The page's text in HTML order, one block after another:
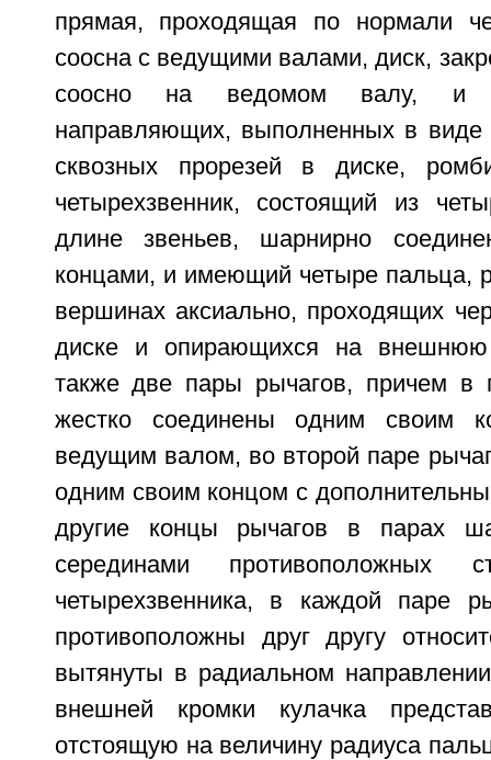
прямая, проходящая по нормали
соосна с ведущими валами, диск,
соосно на ведомом валу, и
направляющих, выполненных в виде
сквозных прорезей в диске,
четырехзвенник, состоящий из
длине звеньев, шарнирно
концами, и имеющий четыре пальца,
вершинах аксиально, проходящих
диске и опирающихся на внешнюю
также две пары рычагов, причем в
жестко соединены одним своим
ведущим валом, во второй паре
одним своим концом с
другие концы рычагов в парах
серединами противоположных
четырехзвенника, в каждой паре
противоположны друг другу
вытянуты в радиальном
внешней кромки кулачка
отстоящую на величину радиуса